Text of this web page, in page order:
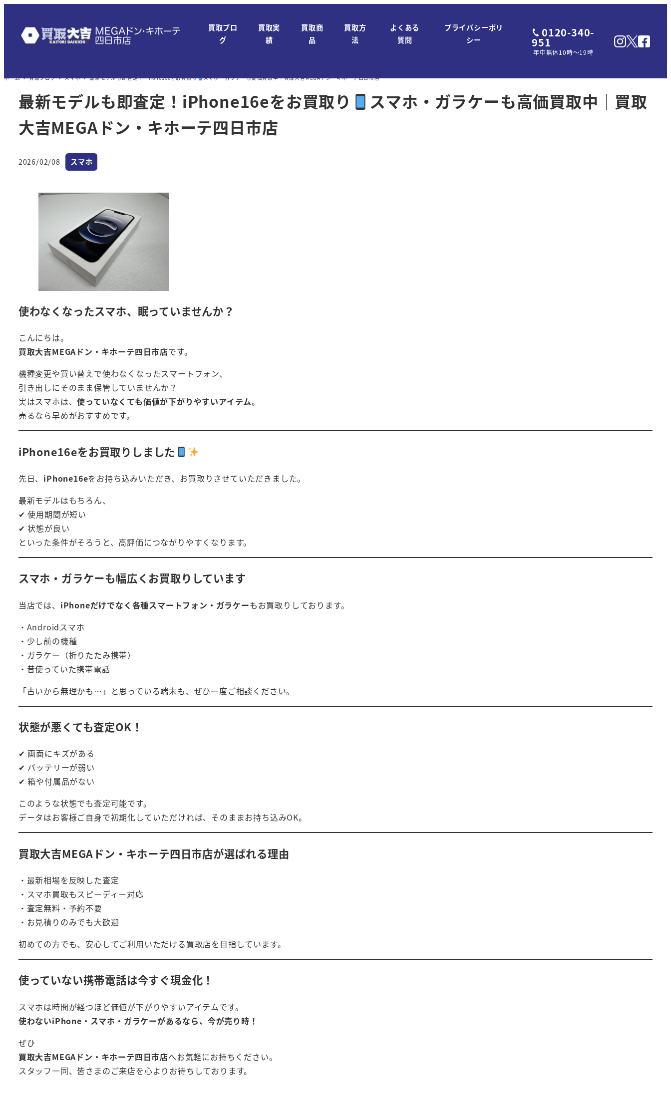
テ
買取ブロ
グ
買取実
績
買取商
品
買取方
法
よくある
質問
プライバシーポリ
シー
0120-340-
951
年中無休10時～19時
ホーム 買取ブログ スマホ 最新モデルも即査定！iPhone16eをお買取り スマホ・ガラケーも高価買取中｜買取大吉MEGAドン・キホーテ四日市店
最新モデルも即査定！iPhone16eをお買取り
スマホ・ガラケーも高価買取中｜買取
大吉MEGAドン・キホーテ四日市店
投稿日
2026/02/08 カテゴリー
スマホ
使わなくなったスマホ、眠っていませんか？
こんにちは。
買取大吉MEGAドン・キホーテ四日市店です。
機種変更や買い替えで使わなくなったスマートフォン、
引き出しにそのまま保管していませんか？
実はスマホは、使っていなくても価値が下がりやすいアイテム。
売るなら早めがおすすめです。
iPhone16eをお買取りしました
先日、 iPhone16eをお持ち込みいただき、お買取りさせていただきました。
最新モデルはもちろん、
✔ 使用期間が短い
✔ 状態が良い
といった条件がそろうと、高評価につながりやすくなります。
スマホ・ガラケーも幅広くお買取りしています
当店では、 iPhoneだけでなく各種スマートフォン・ガラケーもお買取りしております。
・Androidスマホ
・少し前の機種
・ガラケー（折りたたみ携帯）
・昔使っていた携帯電話
「古いから無理かも…」と思っている端末も、ぜひ一度ご相談ください。
状態が悪くても査定OK！
✔ 画面にキズがある
✔ バッテリーが弱い
✔ 箱や付属品がない
このような状態でも査定可能です。
データはお客様ご自身で初期化していただければ、そのままお持ち込みOK。
買取大吉MEGAドン・キホーテ四日市店が選ばれる理由
・最新相場を反映した査定
・スマホ買取もスピーディー対応
・査定無料・予約不要
・お見積りのみでも大歓迎
初めての方でも、安心してご利用いただける買取店を目指しています。
使っていない携帯電話は今すぐ現金化！
スマホは時間が経つほど価値が下がりやすいアイテムです。
使わないiPhone・スマホ・ガラケーがあるなら、今が売り時！
ぜひ
買取大吉MEGAドン・キホーテ四日市店へお気軽にお持ちください。
スタッフ一同、皆さまのご来店を心よりお待ちしております。